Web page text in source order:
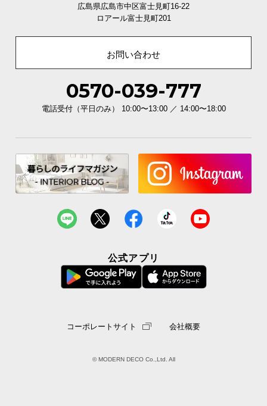
広島県広島市中区富士見町16-22
ロアール富士見町201
お問い合わせ
0570-039-777
電話受付（平日のみ） 10:00〜13:00 ／ 14:00〜18:00
公式アプリ
コーポレートサイト 会社概要
© MODERN DECO Co.,Ltd. All